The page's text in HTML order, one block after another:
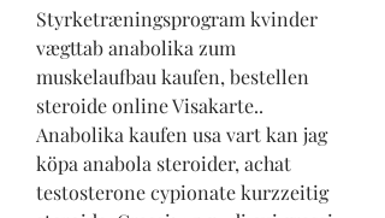
Styrketræningsprogram kvinder
vægttab anabolika zum
muskelaufbau kaufen, bestellen
steroide online Visakarte..
Anabolika kaufen usa vart kan jag
köpa anabola steroider, achat
testosterone cypionate kurzzeitig